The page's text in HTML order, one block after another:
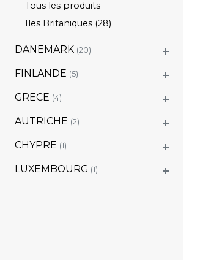
Tous les produits
Iles Britaniques (28)
DANEMARK (20)
FINLANDE (5)
GRECE (4)
AUTRICHE (2)
CHYPRE (1)
LUXEMBOURG (1)